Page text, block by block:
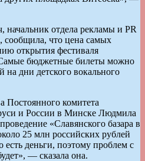
отдела рекламы и PR
сообщила, что цена самых
открытия фестиваля
бюджетные билеты можно
на дни детского вокального
Постоянного комитета
и России в Минске Людмила
«Славянского базара в
25 млн российских рублей
деньги, поэтому проблем с
— сказала она.